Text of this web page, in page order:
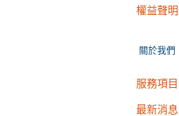
權益聲明
關於我們
服務項目
最新消息